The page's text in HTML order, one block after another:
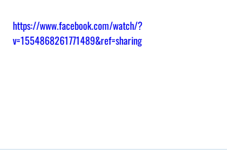
https://www.facebook.com/watch/?
v=1554868261771489&ref=sharing